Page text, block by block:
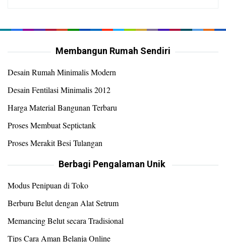
Membangun Rumah Sendiri
Desain Rumah Minimalis Modern
Desain Fentilasi Minimalis 2012
Harga Material Bangunan Terbaru
Proses Membuat Septictank
Proses Merakit Besi Tulangan
Berbagi Pengalaman Unik
Modus Penipuan di Toko
Berburu Belut dengan Alat Setrum
Memancing Belut secara Tradisional
Tips Cara Aman Belanja Online